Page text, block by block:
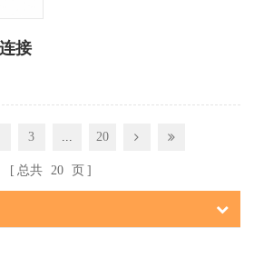
接
3 ... 20
总共 20 页